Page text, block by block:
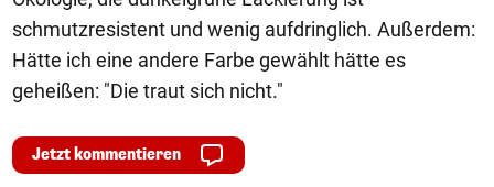
schmutzresistent und wenig aufdringlich. Außerdem:
Hätte ich eine andere Farbe gewählt hätte es
geheißen: "Die traut sich nicht."
Jetzt kommentieren